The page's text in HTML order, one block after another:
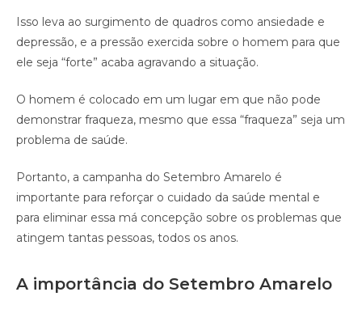
Isso leva ao surgimento de quadros como ansiedade e
depressão, e a pressão exercida sobre o homem para que
ele seja “forte” acaba agravando a situação.
O homem é colocado em um lugar em que não pode
demonstrar fraqueza, mesmo que essa “fraqueza” seja um
problema de saúde.
Portanto, a campanha do Setembro Amarelo é
importante para reforçar o cuidado da saúde mental e
para eliminar essa má concepção sobre os problemas que
atingem tantas pessoas, todos os anos.
A importância do Setembro Amarelo